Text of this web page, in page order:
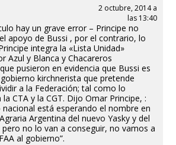
2 octubre, 2014 a
las 13:40
hay un grave error – Principe no
apoyo de Bussi , por el contrario, lo
integra la «Lista Unidad»
Azul y Blanca y Chacareros
pusieron en evidencia que Bussi es
kirchnerista que pretende
a la Federación; tal como lo
CTA y la CGT. Dijo Omar Principe, :
nacional está esperando el nombre en
Argentina del nuevo Yasky y del
pero no lo van a conseguir, no vamos a
al gobierno”.